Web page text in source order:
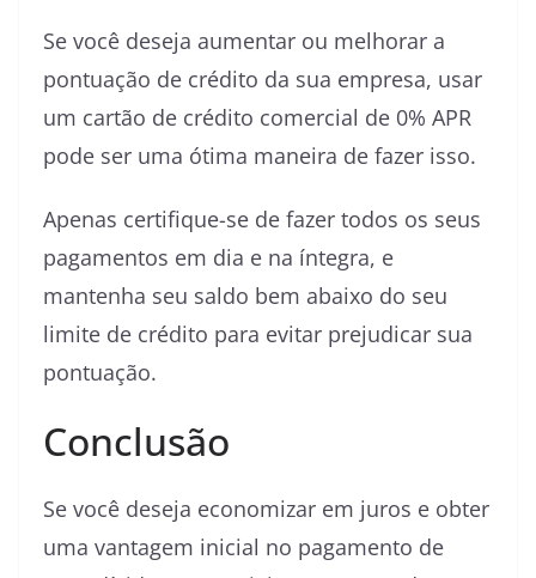
Se você deseja aumentar ou melhorar a
pontuação de crédito da sua empresa, usar
um cartão de crédito comercial de 0% APR
pode ser uma ótima maneira de fazer isso.
Apenas certifique-se de fazer todos os seus
pagamentos em dia e na íntegra, e
mantenha seu saldo bem abaixo do seu
limite de crédito para evitar prejudicar sua
pontuação.
Conclusão
Se você deseja economizar em juros e obter
uma vantagem inicial no pagamento de